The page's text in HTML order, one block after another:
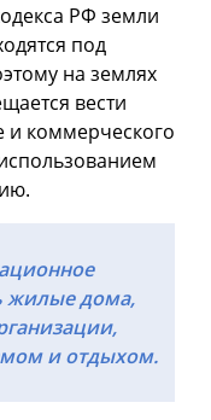
РФ земли
под
на землях
вести
и коммерческого
жилые дома,
и отдыхом.